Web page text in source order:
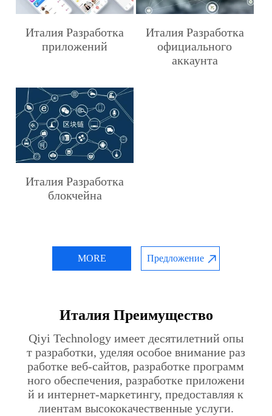
Италия Разработка
приложений
Италия Разработка
официального
аккаунта
Италия Разработка
блокчейна
MORE Предложение
Италия Преимущество
Qiyi Technology имеет десятилетний опы
т разработки, уделяя особое внимание раз
работке веб-сайтов, разработке программ
ного обеспечения, разработке приложени
й и интернет-маркетингу, предоставляя к
лиентам высококачественные услуги.